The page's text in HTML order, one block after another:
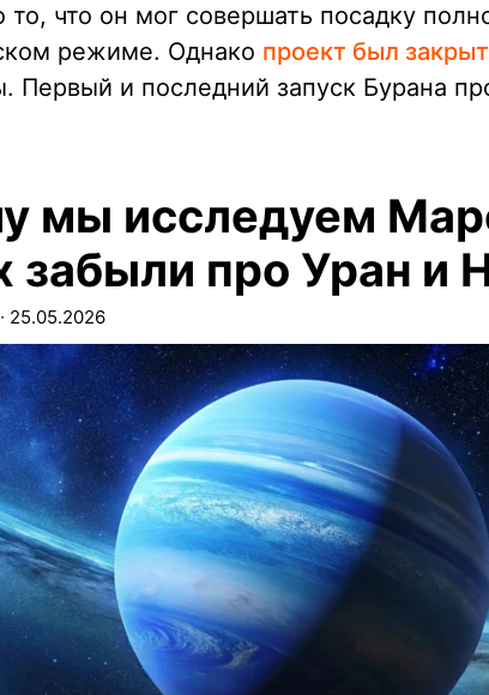
то, что он мог совершать посадку
режиме. Однако проект был закрыт
Первый и последний запуск Бурана
мы исследуем
забыли про Уран и
∙ 25.05.2026